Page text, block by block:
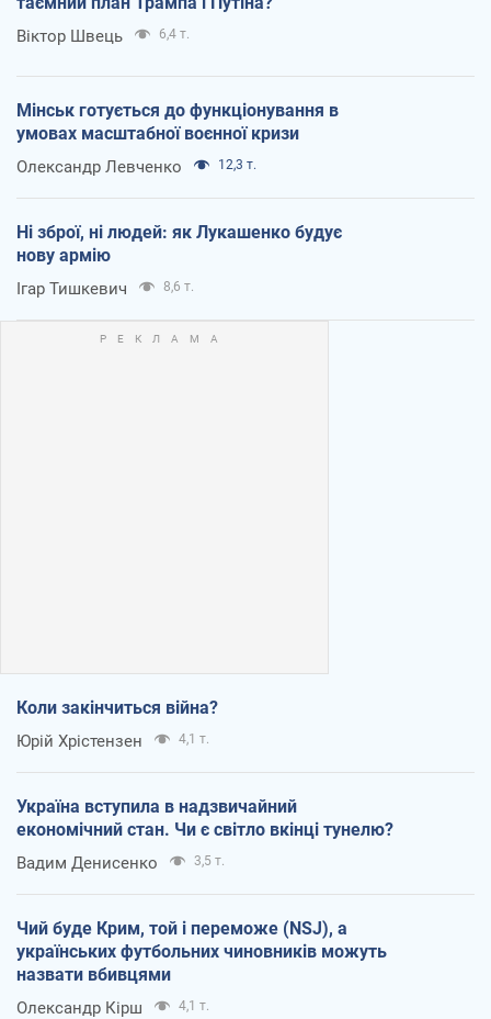
Віктор Швець 6,4 т.
Мінськ готується до функціонування в
умовах масштабної воєнної кризи
Олександр Левченко 12,3 т.
Ні зброї, ні людей: як Лукашенко будує
нову армію
Ігар Тишкевич 8,6 т.
Коли закінчиться війна?
Юрій Хрістензен 4,1 т.
Україна вступила в надзвичайний
економічний стан. Чи є світло вкінці тунелю?
Вадим Денисенко 3,5 т.
Чий буде Крим, той і переможе (NSJ), а
українських футбольних чиновників можуть
назвати вбивцями
Олександр Кірш 4,1 т.